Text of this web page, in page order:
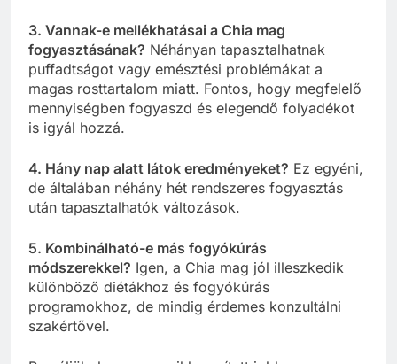
3. Vannak-e mellékhatásai a Chia mag
fogyasztásának? Néhányan tapasztalhatnak
puffadtságot vagy emésztési problémákat a
magas rosttartalom miatt. Fontos, hogy megfelelő
mennyiségben fogyaszd és elegendő folyadékot
is igyál hozzá.
4. Hány nap alatt látok eredményeket? Ez egyéni,
de általában néhány hét rendszeres fogyasztás
után tapasztalhatók változások.
5. Kombinálható-e más fogyókúrás
módszerekkel? Igen, a Chia mag jól illeszkedik
különböző diétákhoz és fogyókúrás
programokhoz, de mindig érdemes konzultálni
szakértővel.